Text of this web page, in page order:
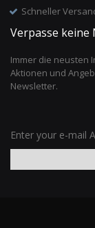
Schneller
Verpasse keine
Immer die neusten
Aktionen und
Newsletter.
Enter your e-mail